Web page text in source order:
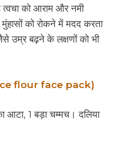
को आराम और नमी
को रोकने में मदद करता
उम्र बढ़ने के लक्षणों को भी
flour face pack)
आटा, 1 बड़ा चम्मच। दलिया